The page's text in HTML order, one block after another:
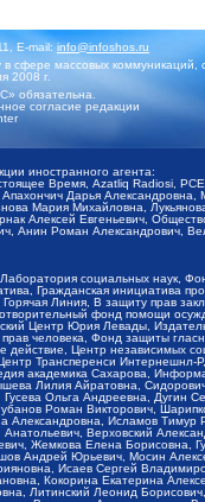
E-mail:info@infoshos.ru
сфере массовых коммуникаций,
2008 г.
обязательна.
согласие редакции
иностранного агента:
Время, Azatliq Radiosi,
Дарья
Мария Михайловна,
Алексей Евгеньевич,
Роман Александрович,
социальных
Гражданская инициатива
Линия, В защиту прав
фонд помощи
Центр Юрия Левады,
человека, Фонд защиты
действие, Центр
Трансперенси
академика Сахарова,
Лилия Айратовна,
Ольга Андреевна, Дугин
Роман Викторович,
Исламов
Верховский
Жемкова Елена
Андрей Юрьевич, Мосин
Исаев Сергей
Кокорина Екатерина
Литинский Леонид